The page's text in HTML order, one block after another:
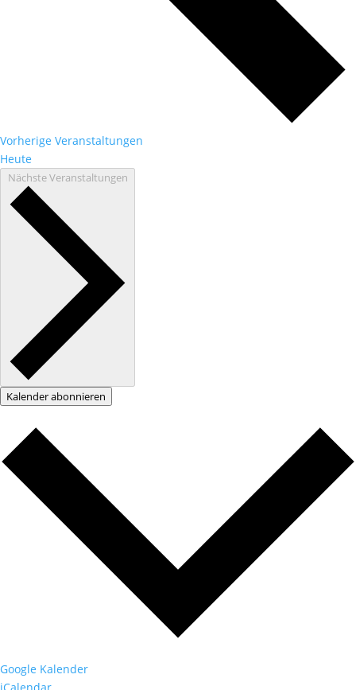
Vorherige Veranstaltungen
Heute
NächsteVeranstaltungen
Kalender abonnieren
Google Kalender